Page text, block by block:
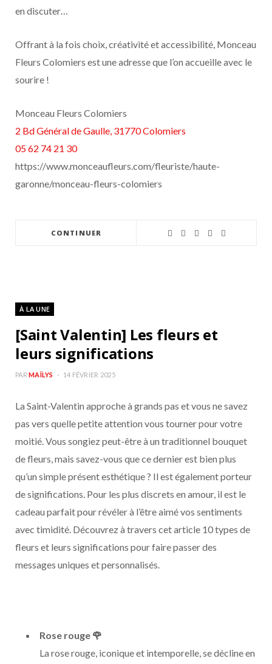
en discuter…
Offrant à la fois choix, créativité et accessibilité, Monceau
Fleurs Colomiers est une adresse que l’on accueille avec le
sourire !
Monceau Fleurs Colomiers
2 Bd Général de Gaulle, 31770 Colomiers
05 62 74 21 30
https://www.monceaufleurs.com/fleuriste/haute-
garonne/monceau-fleurs-colomiers
CONTINUER
À LA UNE
[Saint Valentin] Les fleurs et
leurs significations
PAR MAÏLYS 14 FÉVRIER 2025
La Saint-Valentin approche à grands pas et vous ne savez
pas vers quelle petite attention vous tourner pour votre
moitié. Vous songiez peut-être à un traditionnel bouquet
de fleurs, mais savez-vous que ce dernier est bien plus
qu’un simple présent esthétique ? Il est également porteur
de significations. Pour les plus discrets en amour, il est le
cadeau parfait pour révéler à l’être aimé vos sentiments
avec timidité. Découvrez à travers cet article 10 types de
fleurs et leurs significations pour faire passer des
messages uniques et personnalisés.
Rose rouge 🌹
La rose rouge, iconique et intemporelle, se décline en